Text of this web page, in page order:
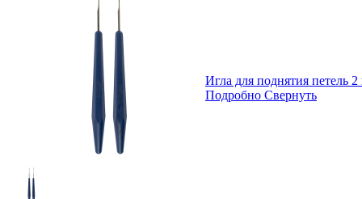
Игла для поднятия петель
Подробно Свернуть